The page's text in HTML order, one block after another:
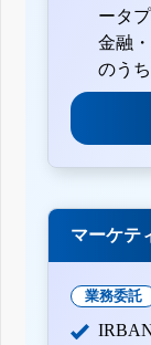
ータ
金融
のう
マーケテ
業務委託